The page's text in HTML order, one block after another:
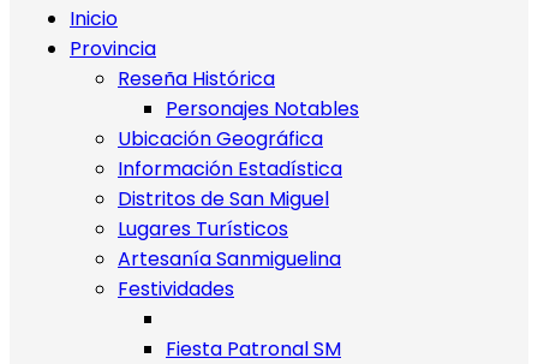
Inicio
Provincia
Reseña Histórica
Personajes Notables
Ubicación Geográfica
Información Estadística
Distritos de San Miguel
Lugares Turísticos
Artesanía Sanmiguelina
Festividades
Fiesta Patronal SM